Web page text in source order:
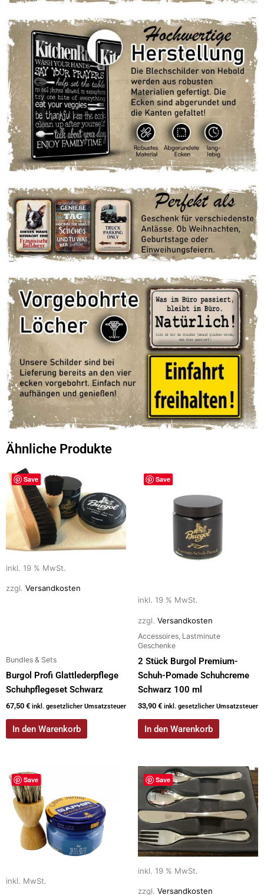
Ähnliche Produkte
Save
inkl. 19 % MwSt.
zzgl. Versandkosten
Bundles & Sets
Burgol Profi Glattlederpflege
Schuhpflegeset Schwarz
67,50 € inkl. gesetzlicher Umsatzsteuer
In den Warenkorb
Save
inkl. 19 % MwSt.
zzgl. Versandkosten
Accessoires, Lastminute
Geschenke
2 Stück Burgol Premium-
Schuh-Pomade Schuhcreme
Schwarz 100 ml
33,90 € inkl. gesetzlicher Umsatzsteuer
In den Warenkorb
Save
inkl. MwSt.
Dieses
Produkt
weist
mehrere
Varianten
können
Save
inkl. 19 % MwSt.
zzgl. Versandkosten